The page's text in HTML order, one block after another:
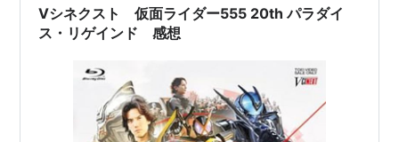
Vシネクスト 仮面ライダー555 20th パラダイ
ス・リゲインド 感想